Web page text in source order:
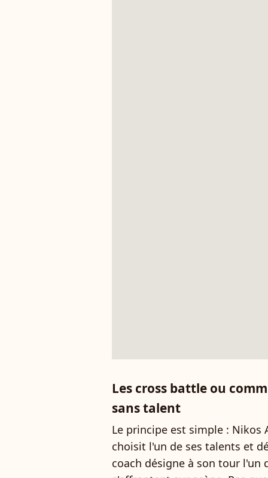
Les cross battle ou
sans talent
Le principe est simple : Nikos
choisit l'un de ses talents et
coach désigne à son tour l'un